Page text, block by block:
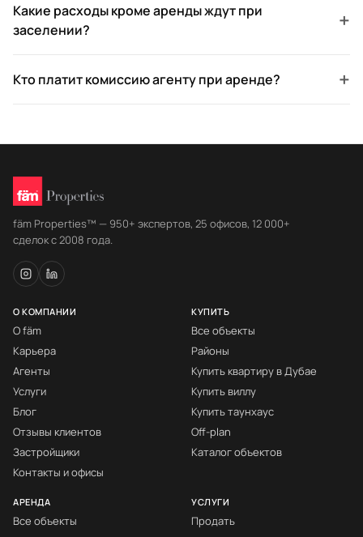
Какие расходы кроме аренды ждут при
заселении?
+
Кто платит комиссию агенту при аренде? +
fäm Properties™ — 950+ экспертов, 25 офисов, 12 000+
сделок с 2008 года.
О КОМПАНИИ
О fäm
Карьера
Агенты
Услуги
Блог
Отзывы клиентов
Застройщики
Контакты и офисы
КУПИТЬ
Все объекты
Районы
Купить квартиру в Дубае
Купить виллу
Купить таунхаус
Off-plan
Каталог объектов
АРЕНДА
Все объекты
УСЛУГИ
Продать